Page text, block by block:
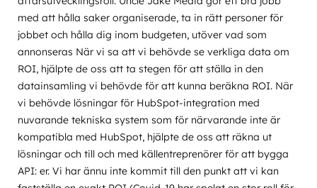
med att hålla saker organiserade, ta in rätt personer för
jobbet och hålla dig inom budgeten, utöver vad som
annonseras När vi sa att vi behövde se verkliga data om
ROI, hjälpte de oss att ta stegen för att ställa in den
datainsamling vi behövde för att kunna beräkna ROI. När
vi behövde lösningar för HubSpot-integration med
nuvarande tekniska system som för närvarande inte är
kompatibla med HubSpot, hjälpte de oss att räkna ut
lösningar och till och med källentreprenörer för att bygga
API: er. Vi har ännu inte kommit till den punkt att vi kan